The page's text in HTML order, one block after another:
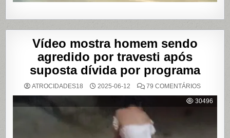
Vídeo mostra homem sendo
agredido por travesti após
suposta dívida por programa
ATROCIDADES18 2025-06-12 79 COMENTÁRIOSEM
MOSTRA
HOMEM
30496